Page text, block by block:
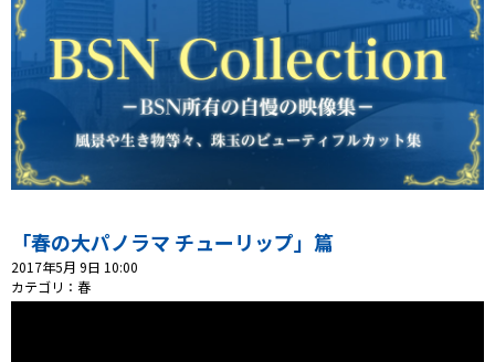
「春の大パノラマ チューリップ」篇
2017年5月 9日 10:00
カテゴリ：春